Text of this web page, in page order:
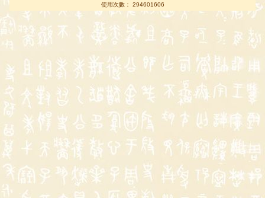
使用次數： 294601606